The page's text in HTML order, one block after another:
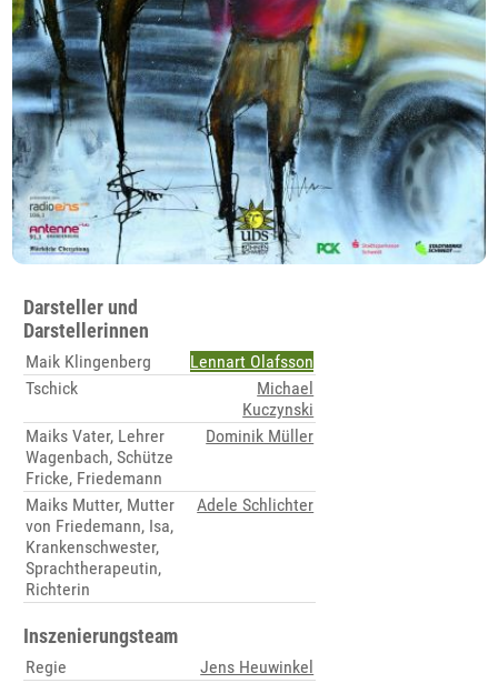
Darsteller und
Darstellerinnen
Maik Klingenberg
Lennart Olafsson
Tschick
Michael
Kuczynski
Maiks Vater, Lehrer
Wagenbach, Schütze
Fricke, Friedemann
Dominik Müller
Maiks Mutter, Mutter
von Friedemann, Isa,
Krankenschwester,
Sprachtherapeutin,
Richterin
Adele Schlichter
Inszenierungsteam
Regie
Jens Heuwinkel